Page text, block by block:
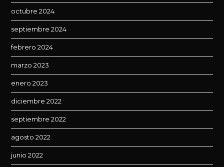
octubre 2024
septiembre 2024
febrero 2024
marzo 2023
enero 2023
diciembre 2022
septiembre 2022
agosto 2022
junio 2022